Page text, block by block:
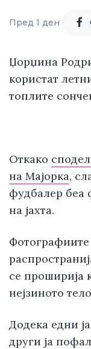
Пред 1 ден
Џорџина
користат
топлите
Откако
на Мајорка,
фудбалер беа
на јахта.
се проширија
нејзиното
Додека едни
други ја